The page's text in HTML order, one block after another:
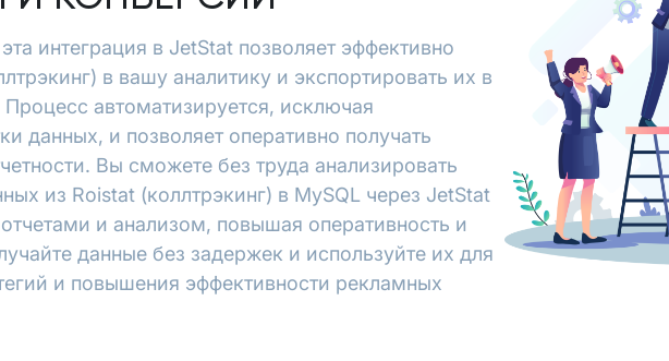
интеграция в JetStat позволяет эффективно
в вашу аналитику и экспортировать их в
автоматизируется, исключая
данных, и позволяет оперативно получать
Вы сможете без труда анализировать
из Roistat (коллтрэкинг) в MySQL через JetStat
и анализом, повышая оперативность и
данные без задержек и используйте их для
и повышения эффективности рекламных